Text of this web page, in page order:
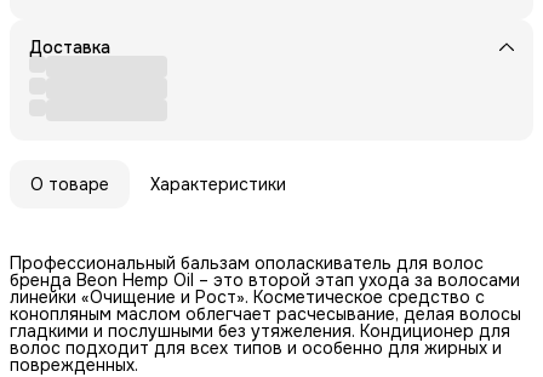
Доставка
О товаре Характеристики
Профессиональный бальзам ополаскиватель для волос
бренда Beon Hemp Oil – это второй этап ухода за волосами
линейки «Очищение и Рост». Косметическое средство с
конопляным маслом облегчает расчесывание, делая волосы
гладкими и послушными без утяжеления. Кондиционер для
волос подходит для всех типов и особенно для жирных и
поврежденных.